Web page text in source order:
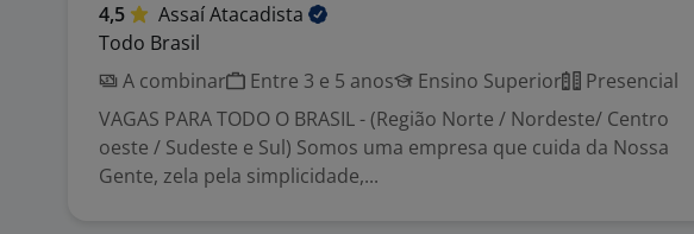
4,5 AssaíAtacadista
Todo Brasil
A combinar
Entre 3 e 5 anos Ensino Superior
Presencial
VAGAS PARA TODO O BRASIL - (Região Norte / Nordeste/ Centro
oeste / Sudeste e Sul) Somos uma empresa que cuida da Nossa
Gente, zela pela simplicidade,...